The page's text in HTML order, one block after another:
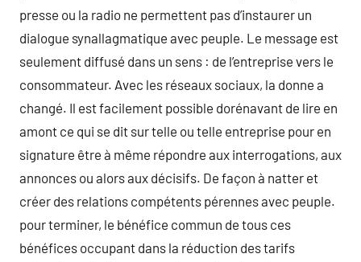
presse ou la radio ne permettent pas d’instaurer un
dialogue synallagmatique avec peuple. Le message est
seulement diffusé dans un sens : de l’entreprise vers le
consommateur. Avec les réseaux sociaux, la donne a
changé. Il est facilement possible dorénavant de lire en
amont ce qui se dit sur telle ou telle entreprise pour en
signature être à même répondre aux interrogations, aux
annonces ou alors aux décisifs. De façon à natter et
créer des relations compétents pérennes avec peuple.
pour terminer, le bénéfice commun de tous ces
bénéfices occupant dans la réduction des tarifs